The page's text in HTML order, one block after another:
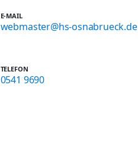
E-MAIL
webmaster@hs-osnabrueck.de
TELEFON
0541 9690